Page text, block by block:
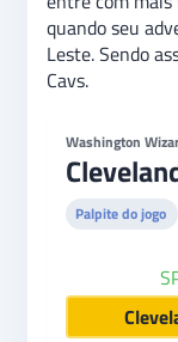
quando seu
Leste. Sendo
Cavs.
Washington
Palpite do jogo